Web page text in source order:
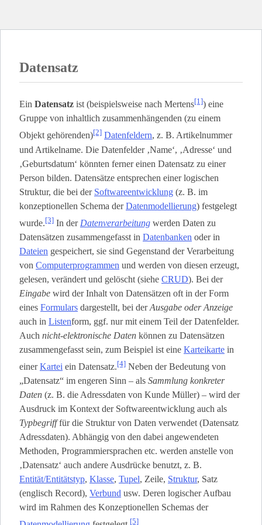
Datensatz
Ein Datensatz ist (beispielsweise nach Mertens[1]) eine
Gruppe von inhaltlich zusammenhängenden (zu einem
Objekt gehörenden)[2] Datenfeldern, z. B. Artikelnummer
und Artikelname. Die Datenfelder ‚Name‘, ‚Adresse‘ und
‚Geburtsdatum‘ könnten ferner einen Datensatz zu einer
Person bilden. Datensätze entsprechen einer logischen
Struktur, die bei der Softwareentwicklung (z. B. im
konzeptionellen Schema derDatenmodellierung) festgelegt
wurde.[3] In der Datenverarbeitung werden Daten zu
Datensätzen zusammengefasst in Datenbanken oder in
Dateien gespeichert, sie sind Gegenstand der Verarbeitung
von Computerprogrammen und werden von diesen erzeugt,
gelesen, verändert und gelöscht (siehe CRUD). Bei der
Eingabe wird der Inhalt von Datensätzen oft in der Form
eines Formulars dargestellt, bei derAusgabe oder Anzeige
auch in Listen­form, ggf. nur mit einem Teil der Datenfelder.
Auch nicht-elektronische Daten können zu Datensätzen
zusammengefasst sein, zum Beispiel ist eine Karteikarte in
einerKartei ein Datensatz.[4] Neben der Bedeutung von
„Datensatz“ im engeren Sinn – als Sammlung konkreter
Daten (z. B. die Adressdaten von Kunde Müller) – wird der
Ausdruck im Kontext der Softwareentwicklung auch als
Typbegrifffür die Struktur von Daten verwendet (Datensatz
Adressdaten). Abhängig von den dabei angewendeten
Methoden, Programmiersprachen etc. werden anstelle von
‚Datensatz‘ auch andere Ausdrücke benutzt, z. B.
Entität/Entitätstyp, Klasse, Tupel, Zeile, Struktur, Satz
(englisch Record), Verbund usw. Deren logischer Aufbau
wird im Rahmen des Konzeptionellen Schemas der
[5]